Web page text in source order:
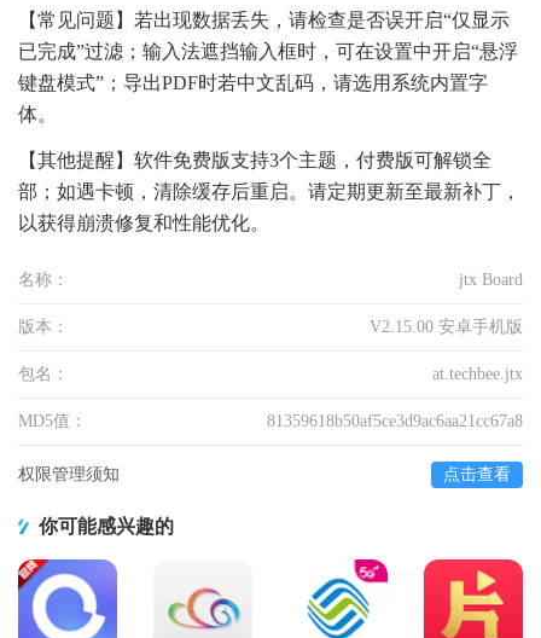
【常见问题】若出现数据丢失，请检查是否误开启“仅显示
已完成”过滤；输入法遮挡输入框时，可在设置中开启“悬浮
键盘模式”；导出PDF时若中文乱码，请选用系统内置字
体。
【其他提醒】软件免费版支持3个主题，付费版可解锁全
部；如遇卡顿，清除缓存后重启。请定期更新至最新补丁，
以获得崩溃修复和性能优化。
名称： jtx Board
版本： V2.15.00 安卓手机版
包名： at.techbee.jtx
MD5值： 81359618b50af5ce3d9ac6aa21cc67a8
权限管理须知 点击查看
你可能感兴趣的